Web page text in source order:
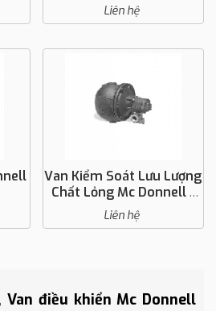
Liên hệ
Van Kiểm Soát Lưu Lượng
Chất Lỏng Mc Donnell -
Series 3115
Liên hệ
Van điều khiển Mc Donnell